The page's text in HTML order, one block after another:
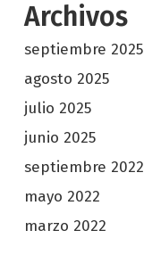
Archivos
septiembre 2025
agosto 2025
julio 2025
junio 2025
septiembre 2022
mayo 2022
marzo 2022